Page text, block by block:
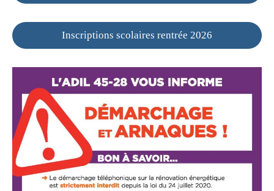
Inscriptions scolaires rentrée 2026